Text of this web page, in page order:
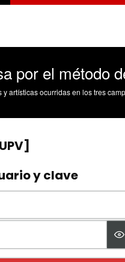
por el método
artísticas ocurridas en los tres